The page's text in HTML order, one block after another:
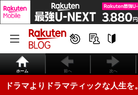
ホーム 前へ 次へ
ドラマよりドラマティックな人生を。